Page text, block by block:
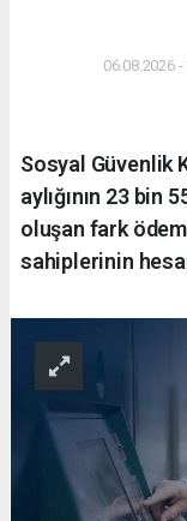
06.08.2026
Sosyal Güvenlik
aylığının 23 bin
oluşan fark
sahiplerinin